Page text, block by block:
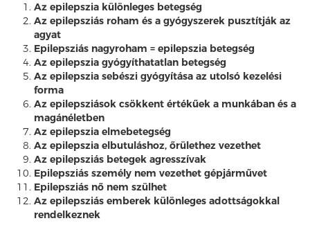
Az epilepszia különleges betegség
Az epilepsziás roham és a gyógyszerek pusztítják az
agyat
Epilepsziás nagyroham = epilepszia betegség
Az epilepszia gyógyíthatatlan betegség
Az epilepszia sebészi gyógyítása az utolsó kezelési
forma
Az epilepsziások csökkent értékűek a munkában és a
magánéletben
Az epilepszia elmebetegség
Az epilepszia elbutuláshoz, őrülethez vezethet
Az epilepsziás betegek agresszívak
Epilepsziás személy nem vezethet gépjárművet
Epilepsziás nő nem szülhet
Az epilepsziás emberek különleges adottságokkal
rendelkeznek